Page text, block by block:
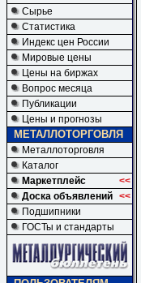
Сырье
Статистика
Индекс цен России
Мировые цены
Цены на биржах
Вопрос месяца
Публикации
Цены и прогнозы
МЕТАЛЛОТОРГОВЛЯ
Металлоторговля
Каталог
Маркетплейс
<<
Доска объявлений <<
Подшипники
ГОСТы и стандарты